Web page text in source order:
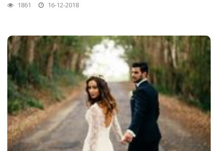
1861 16-12-2018